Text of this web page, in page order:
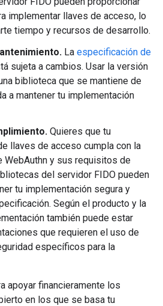
implementar llaves de acceso, lo
tiempo y recursos de desarrollo.
La especificación de
sujeta a cambios. Usar la versión
biblioteca que se mantiene de
a mantener tu implementación
Quieres que tu
llaves de acceso cumpla con la
WebAuthn y sus requisitos de
del servidor FIDO pueden
tu implementación segura y
Según el producto y la
también puede estar
que requieren el uso de
específicos para la
apoyar financieramente los
en los que se basa tu